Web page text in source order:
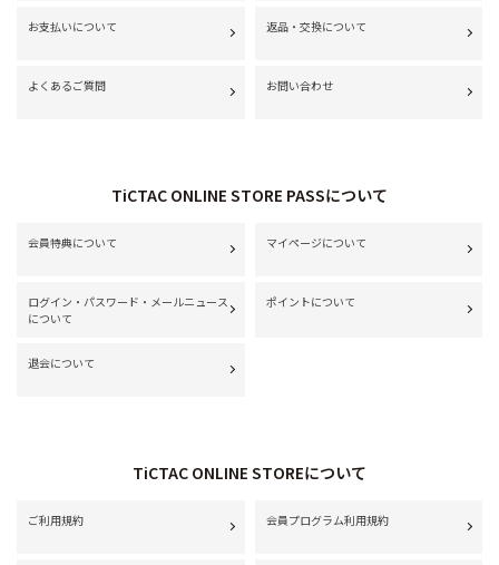
お支払いについて 返品・交換について
よくあるご質問 お問い合わせ
TiCTAC ONLINE STORE PASSについて
会員特典について マイページについて
ログイン・パスワード・メールニュース
について
ポイントについて
退会について
TiCTAC ONLINE STOREについて
ご利用規約 会員プログラム利用規約